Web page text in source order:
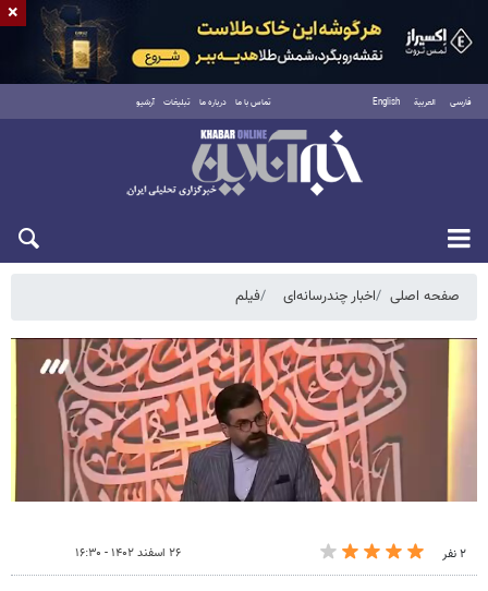
فارسی العربية English تماس با ما درباره ما تبلیغات آرشیو
پنجشنبه ۱۵ مرداد ۱۴۰۵
صفحه اصلی اخبار چندرسانه‌ای فیلم
۲ نفر ۲۶ اسفند ۱۴۰۲ - ۱۶:۳۰
×